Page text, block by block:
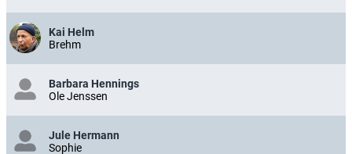
Kai Helm
Brehm
Barbara Hennings
Ole Jenssen
Jule Hermann
Sophie